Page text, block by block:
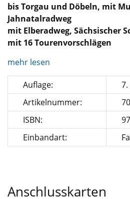
bis Torgau und Döbeln, mit
Jahnatalradweg
mit Elberadweg, Sächsischer
mit 16 Tourenvorschlägen
mehr lesen
Auflage:
Artikelnummer:
ISBN:
Einbandart:
Anschlusskarten